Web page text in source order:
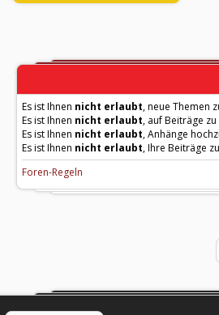
Es ist Ihnen nicht erlaubt, neue Themen
Es ist Ihnen nicht erlaubt, auf Beiträge
Es ist Ihnen nicht erlaubt, Anhänge
Es ist Ihnen nicht erlaubt, Ihre Beiträge
Foren-Regeln